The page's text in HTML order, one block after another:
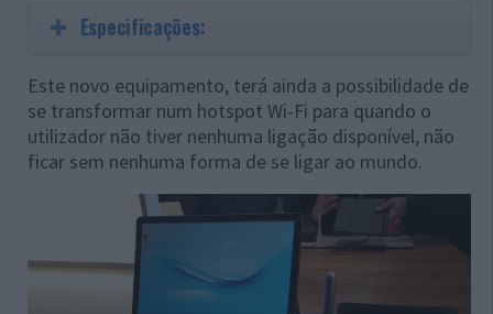
Especificações:
Este novo equipamento, terá ainda a possibilidade de
se transformar num hotspot Wi-Fi para quando o
utilizador não tiver nenhuma ligação disponível, não
ficar sem nenhuma forma de se ligar ao mundo.